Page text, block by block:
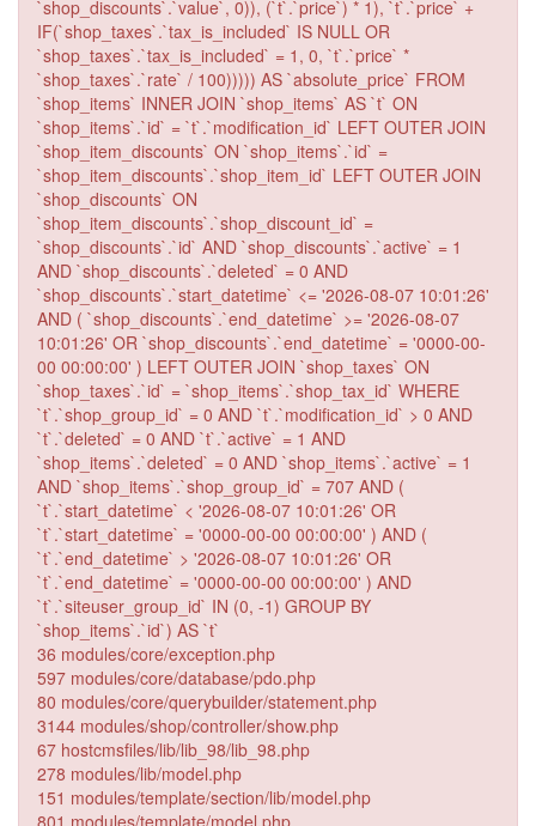
`shop_discounts`.`value`, 0)), (`t`.`price`) * 1), `t`.`price` +
IF(`shop_taxes`.`tax_is_included` IS NULL OR
`shop_taxes`.`tax_is_included` = 1, 0, `t`.`price` *
`shop_taxes`.`rate` / 100))))) AS `absolute_price` FROM
`shop_items` INNER JOIN `shop_items` AS `t` ON
`shop_items`.`id` = `t`.`modification_id` LEFT OUTER JOIN
`shop_item_discounts` ON `shop_items`.`id` =
`shop_item_discounts`.`shop_item_id` LEFT OUTER JOIN
`shop_discounts` ON
`shop_item_discounts`.`shop_discount_id` =
`shop_discounts`.`id` AND `shop_discounts`.`active` = 1
AND `shop_discounts`.`deleted` = 0 AND
`shop_discounts`.`start_datetime` <= '2026-08-07 10:01:26'
AND ( `shop_discounts`.`end_datetime` >= '2026-08-07
10:01:26' OR `shop_discounts`.`end_datetime` = '0000-00-
00 00:00:00' ) LEFT OUTER JOIN `shop_taxes` ON
`shop_taxes`.`id` = `shop_items`.`shop_tax_id` WHERE
`t`.`shop_group_id` = 0 AND `t`.`modification_id` > 0 AND
`t`.`deleted` = 0 AND `t`.`active` = 1 AND
`shop_items`.`deleted` = 0 AND `shop_items`.`active` = 1
AND `shop_items`.`shop_group_id` = 707 AND (
`t`.`start_datetime` < '2026-08-07 10:01:26' OR
`t`.`start_datetime` = '0000-00-00 00:00:00' ) AND (
`t`.`end_datetime` > '2026-08-07 10:01:26' OR
`t`.`end_datetime` = '0000-00-00 00:00:00' ) AND
`t`.`siteuser_group_id` IN (0, -1) GROUP BY
`shop_items`.`id`) AS `t`
36 modules/core/exception.php
597 modules/core/database/pdo.php
80 modules/core/querybuilder/statement.php
3144 modules/shop/controller/show.php
67 hostcmsfiles/lib/lib_98/lib_98.php
278 modules/lib/model.php
151 modules/template/section/lib/model.php
801 modules/template/model.php